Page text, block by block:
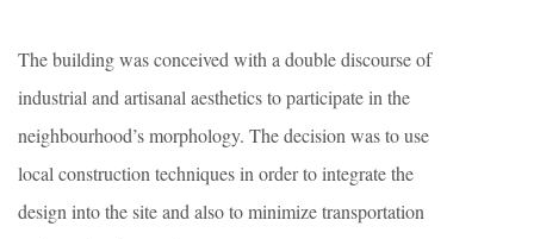
The building was conceived with a double discourse of
industrial and artisanal aesthetics to participate in the
neighbourhood’s morphology. The decision was to use
local construction techniques in order to integrate the
design into the site and also to minimize transportation